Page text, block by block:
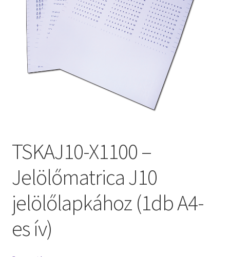
TSKAJ10-X1100 –
Jelölőmatrica J10
jelölőlapkához (1db A4-
es ív)